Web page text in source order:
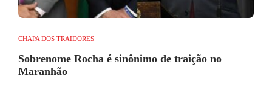
CHAPA DOS TRAIDORES
Sobrenome Rocha é sinônimo de traição no
Maranhão